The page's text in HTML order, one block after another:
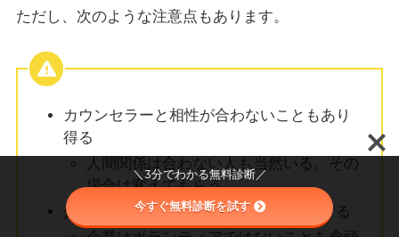
ただし、次のような注意点もあります。
カウンセラーと相性が合わないこともあり
得る
人間関係は合わない人も当然いる。その
場合は変えてもらう
介入度合いは相談所の運営方針に依存する
＼3分でわかる無料診断／
今すぐ無料診断を試す